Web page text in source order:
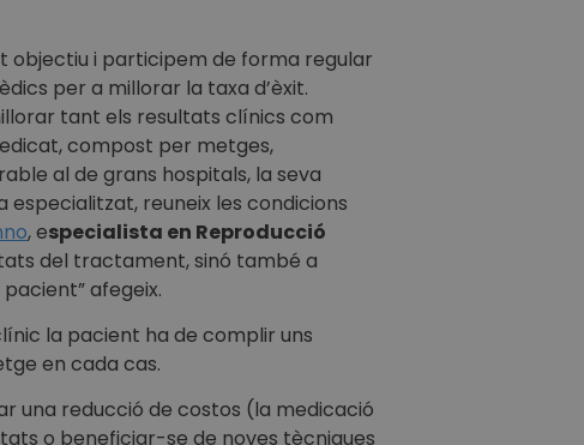
objectiu i participem de forma regular
per a millorar la taxa d’èxit.
tant els resultats clínics com
compost per metges,
al de grans hospitals, la seva
reuneix les condicions
, especialista en Reproducció
del tractament, sinó també a
afegeix.
la pacient ha de complir uns
en cada cas.
una reducció de costos (la medicació
o beneficiar-se de noves tècniques